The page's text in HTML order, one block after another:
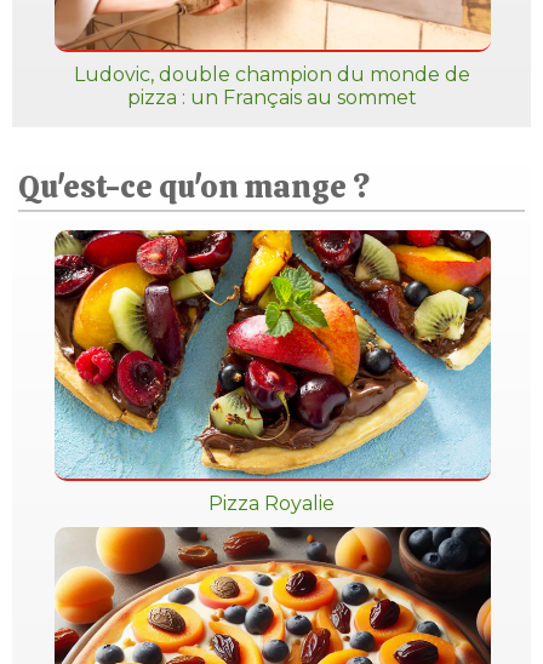
Ludovic, double champion du monde de
pizza : un Français au sommet
Qu'est-ce qu'on mange ?
Pizza Royalie